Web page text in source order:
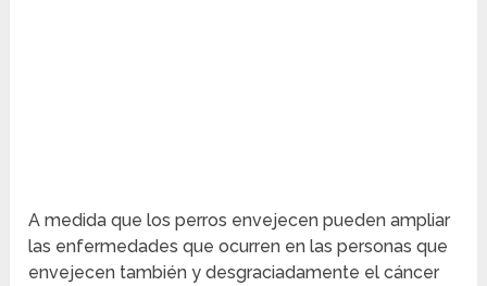
A medida que los perros envejecen pueden ampliar
las enfermedades que ocurren en las personas que
envejecen también y desgraciadamente el cáncer